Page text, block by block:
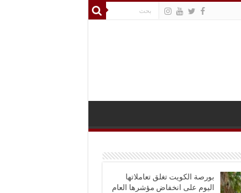
بورصة الكويت تغلق تعاملاتها
اليوم على انخفاض مؤشرها العام